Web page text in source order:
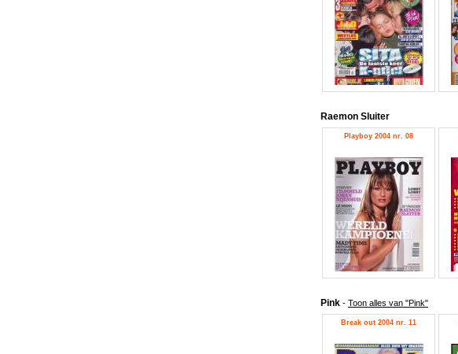
Raemon Sluiter
Playboy 2004 nr. 08
Pink - Toon alles van "Pink"
Break out 2004 nr. 11